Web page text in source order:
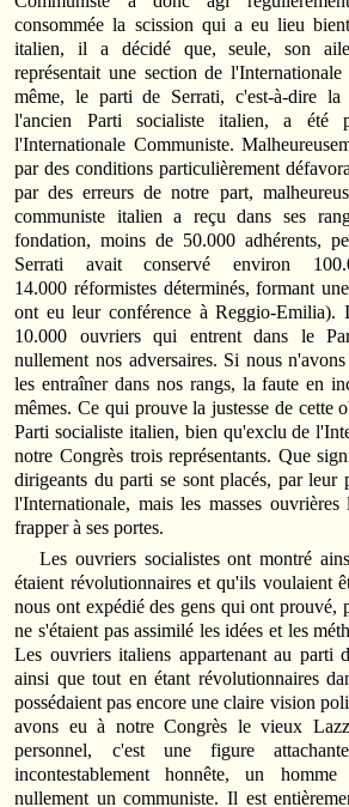
consommée la scission qui a eu lieu
italien, il a décidé que, seule, son aile
représentait une section de
même, le parti de Serrati, c'est-à-dire la
l'ancien Parti socialiste italien, a été
l'Internationale Communiste.
par des conditions particulièrement
par des erreurs de notre part,
communiste italien a reçu dans ses
fondation, moins de 50.000 adhérents,
Serrati avait conservé environ
14.000 réformistes déterminés, formant
ont eu leur conférence à Reggio-Emilia).
10.000 ouvriers qui entrent dans le
nullement nos adversaires. Si nous
les entraîner dans nos rangs, la faute en
mêmes. Ce qui prouve la justesse de cette
Parti socialiste italien, bien qu'exclu de
notre Congrès trois représentants. Que
dirigeants du parti se sont placés, par leur
l'Internationale, mais les masses
frapper à ses portes.
Les ouvriers socialistes ont montré
étaient révolutionnaires et qu'ils voulaient
nous ont expédié des gens qui ont prouvé,
ne s'étaient pas assimilé les idées et les
Les ouvriers italiens appartenant au parti
ainsi que tout en étant révolutionnaires
possédaient pas encore une claire vision
avons eu à notre Congrès le vieux
personnel, c'est une figure
incontestablement honnête, un
nullement un communiste. Il est